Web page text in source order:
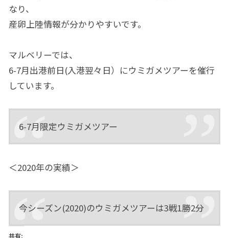
なり、
産卵上陸情報が分かりやすいです。
マルベリーでは、
6-7月出港前日(入港翌々日）にウミガメツアーを催行
しています。
6-7月限定ウミガメツアー
＜2020年の実績＞
今シーズン(2020)のウミガメツアーは3戦1勝2分
共有: